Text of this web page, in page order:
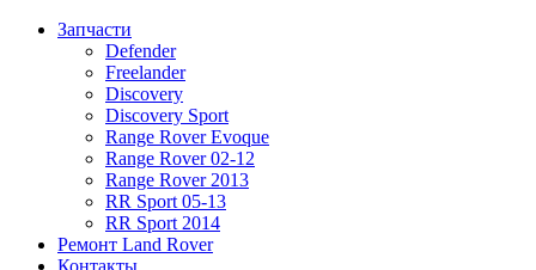
Запчасти
Defender
Freelander
Discovery
Discovery Sport
Range Rover Evoque
Range Rover 02-12
Range Rover 2013
RR Sport 05-13
RR Sport 2014
Ремонт Land Rover
Контакты